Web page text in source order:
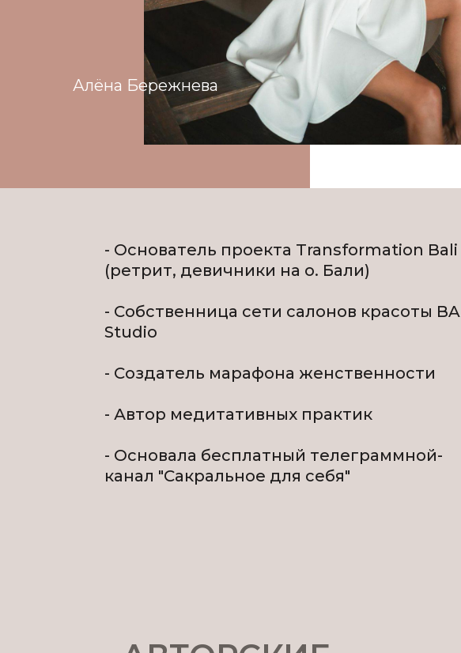
Алёна Бeрежнева
- Основатель проекта Transformation Bali
(ретрит, девичники на о. Бали)
- Собственница сети салонов красоты BA
Studio
- Создатель марафона женственности
- Автор медитативных практик
- Основала бесплатный телеграммной-
канал "Сакральное для себя"